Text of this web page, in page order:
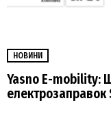
НОВИНИ
Yasno E-mobility:
електрозаправок